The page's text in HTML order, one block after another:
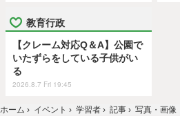
教育行政
【クレーム対応Q＆A】公園で
いたずらをしている子供がい
る
2026.8.7 Fri 19:45
ホーム › イベント › 学習者 › 記事 › 写真・画像